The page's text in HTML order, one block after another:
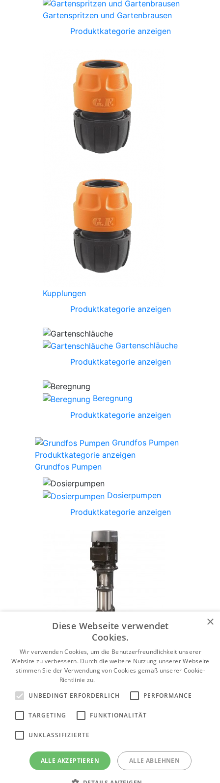
Gartenspritzen und Gartenbrausen
Produktkategorie anzeigen
Kupplungen
Produktkategorie anzeigen
Gartenschläuche
Produktkategorie anzeigen
Beregnung
Produktkategorie anzeigen
Grundfos Pumpen
Produktkategorie anzeigen
Grundfos Pumpen
Dosierpumpen
Produktkategorie anzeigen
Mehrstufige Inlinepumpen Grundfos CR /
CRN / CRI / CRE / CRNE / CRIE
×
Diese Webseite verwendet
Cookies.
Wir verwenden Cookies, um die Benutzerfreundlichkeit unserer
Website zu verbessern. Durch die weitere Nutzung unserer Webseite
stimmen Sie der Verwendung von Cookies gemäß unserer Cookie-
Richtlinie zu.
UNBEDINGT ERFORDERLICH
PERFORMANCE
TARGETING FUNKTIONALITÄT
UNKLASSIFIZIERTE
ALLE AKZEPTIEREN ALLE ABLEHNEN